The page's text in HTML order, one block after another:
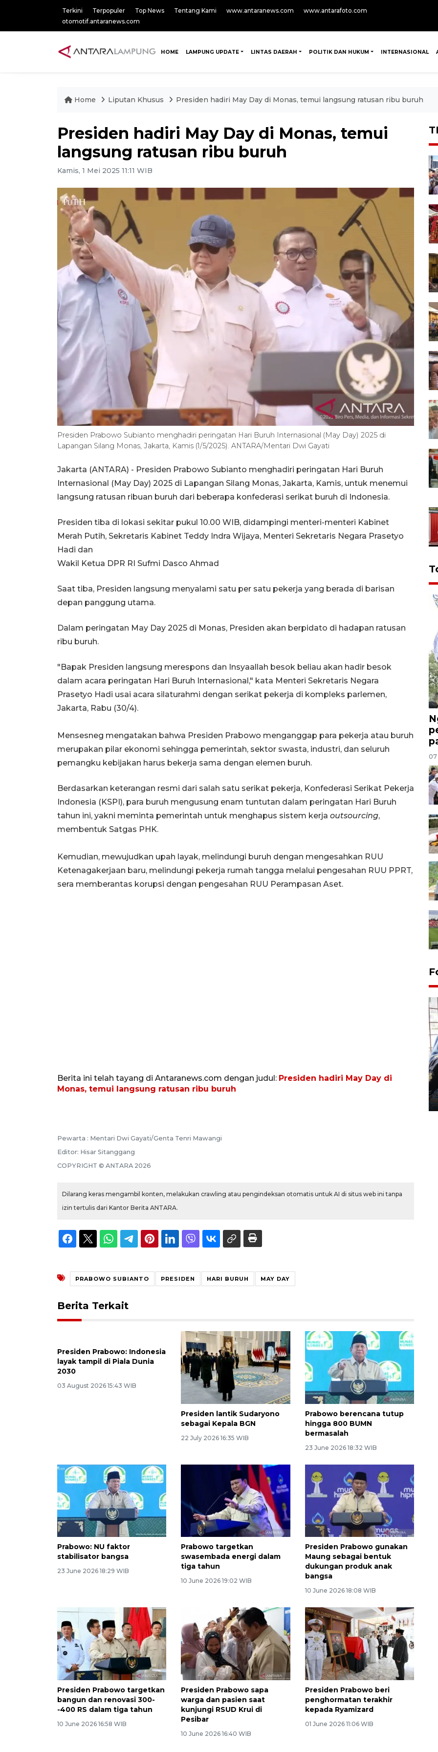
Terkini Terpopuler Top News Tentang Kami www.antaranews.com
www.antarafoto.com
otomotif.antaranews.com
HOME LAMPUNG UPDATE LINTAS DAERAH POLITIK DAN HUKUM INTERNASIONAL
Home Liputan Khusus Presiden hadiri May Day di Monas, temui langsung ratusan ribu buruh
Presiden hadiri May Day di Monas, temui
langsung ratusan ribu buruh
Kamis, 1 Mei 2025 11:11 WIB
Presiden Prabowo Subianto menghadiri peringatan Hari Buruh Internasional (May Day) 2025 di
Lapangan Silang Monas, Jakarta, Kamis (1/5/2025). ANTARA/Mentari Dwi Gayati
Jakarta (ANTARA) - Presiden Prabowo Subianto menghadiri peringatan Hari Buruh
Internasional (May Day) 2025 di Lapangan Silang Monas, Jakarta, Kamis, untuk menemui
langsung ratusan ribuan buruh dari beberapa konfederasi serikat buruh di Indonesia.
Presiden tiba di lokasi sekitar pukul 10.00 WIB, didampingi menteri-menteri Kabinet
Merah Putih, Sekretaris Kabinet Teddy Indra Wijaya, Menteri Sekretaris Negara Prasetyo
Hadi dan
Wakil Ketua DPR RI Sufmi Dasco Ahmad
Saat tiba, Presiden langsung menyalami satu per satu pekerja yang berada di barisan
depan panggung utama.
Dalam peringatan May Day 2025 di Monas, Presiden akan berpidato di hadapan ratusan
ribu buruh.
"Bapak Presiden langsung merespons dan Insyaallah besok beliau akan hadir besok
dalam acara peringatan Hari Buruh Internasional," kata Menteri Sekretaris Negara
Prasetyo Hadi usai acara silaturahmi dengan serikat pekerja di kompleks parlemen,
Jakarta, Rabu (30/4).
Mensesneg mengatakan bahwa Presiden Prabowo menganggap para pekerja atau buruh
merupakan pilar ekonomi sehingga pemerintah, sektor swasta, industri, dan seluruh
pemangku kebijakan harus bekerja sama dengan elemen buruh.
Berdasarkan keterangan resmi dari salah satu serikat pekerja, Konfederasi Serikat Pekerja
Indonesia (KSPI), para buruh mengusung enam tuntutan dalam peringatan Hari Buruh
tahun ini, yakni meminta pemerintah untuk menghapus sistem kerja outsourcing,
membentuk Satgas PHK.
Kemudian, mewujudkan upah layak, melindungi buruh dengan mengesahkan RUU
Ketenagakerjaan baru, melindungi pekerja rumah tangga melalui pengesahan RUU PPRT,
sera memberantas korupsi dengan pengesahan RUU Perampasan Aset.
Berita ini telah tayang di Antaranews.com dengan judul: Presiden hadiri May Day di
Monas, temui langsung ratusan ribu buruh
Pewarta : Mentari Dwi Gayati/Genta Tenri Mawangi
Editor: Hisar Sitanggang
COPYRIGHT © ANTARA 2026
Dilarang keras mengambil konten, melakukan crawling atau pengindeksan otomatis untuk AI di situs web ini tanpa
izin tertulis dari Kantor Berita ANTARA.
PRABOWO SUBIANTO PRESIDEN HARI BURUH MAY DAY
Berita Terkait
Presiden Prabowo: Indonesia
layak tampil di Piala Dunia
2030
03 August 2026 15:43 WIB
Presiden lantik Sudaryono
sebagai Kepala BGN
22 July 2026 16:35 WIB
Prabowo berencana tutup
hingga 800 BUMN
bermasalah
23 June 2026 18:32 WIB
Prabowo: NU faktor
stabilisator bangsa
23 June 2026 18:29 WIB
Prabowo targetkan
swasembada energi dalam
tiga tahun
10 June 2026 19:02 WIB
Presiden Prabowo gunakan
Maung sebagai bentuk
dukungan produk anak
bangsa
10 June 2026 18:08 WIB
Presiden Prabowo targetkan
bangun dan renovasi 300-
-400 RS dalam tiga tahun
10 June 2026 16:58 WIB
Presiden Prabowo sapa
warga dan pasien saat
kunjungi RSUD Krui di
Pesibar
10 June 2026 16:40 WIB
Presiden Prabowo beri
penghormatan terakhir
kepada Ryamizard
01 June 2026 11:06 WIB
07
Lampung naik pada Maret